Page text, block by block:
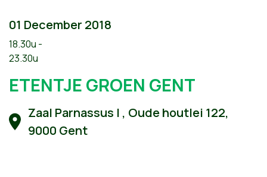
01 December 2018
18.30u -
23.30u
ETENTJE GROEN GENT
Zaal Parnassus | , Oude houtlei 122,
9000 Gent